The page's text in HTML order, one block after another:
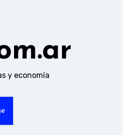
y economía